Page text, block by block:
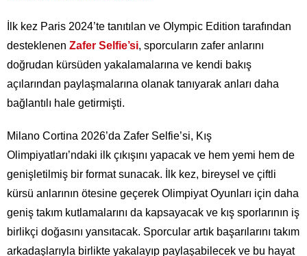
İlk kez Paris 2024’te tanıtılan ve Olympic Edition tarafından
desteklenen Zafer Selfie’si, sporcuların zafer anlarını
doğrudan kürsüden yakalamalarına ve kendi bakış
açılarından paylaşmalarına olanak tanıyarak anları daha
bağlantılı hale getirmişti.
Milano Cortina 2026’da Zafer Selfie’si, Kış
Olimpiyatları’ndaki ilk çıkışını yapacak ve hem yemi hem de
genişletilmiş bir format sunacak. İlk kez, bireysel ve çiftli
kürsü anlarının ötesine geçerek Olimpiyat Oyunları için daha
geniş takım kutlamalarını da kapsayacak ve kış sporlarının iş
birlikçi doğasını yansıtacak. Sporcular artık başarılarını takım
arkadaşlarıyla birlikte yakalayıp paylaşabilecek ve bu hayat